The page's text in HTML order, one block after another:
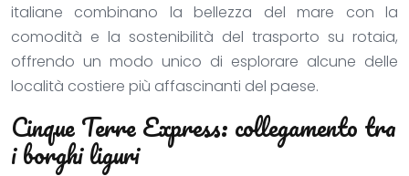
italiane combinano la bellezza del mare con la
comodità e la sostenibilità del trasporto su rotaia,
offrendo un modo unico di esplorare alcune delle
località costiere più affascinanti del paese.
Cinque Terre Express: collegamento tra
i borghi liguri